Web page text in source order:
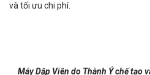
và tối ưu chi phí.
Máy Dập Viên do Thành Ý chế tạo